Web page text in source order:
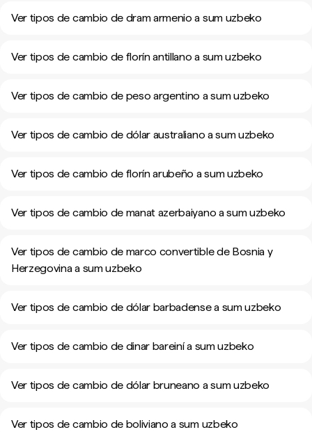
Ver tipos de cambio de dram armenio a sum uzbeko
Ver tipos de cambio de florín antillano a sum uzbeko
Ver tipos de cambio de peso argentino a sum uzbeko
Ver tipos de cambio de dólar australiano a sum uzbeko
Ver tipos de cambio de florín arubeño a sum uzbeko
Ver tipos de cambio de manat azerbaiyano a sum uzbeko
Ver tipos de cambio de marco convertible de Bosnia y
Herzegovina a sum uzbeko
Ver tipos de cambio de dólar barbadense a sum uzbeko
Ver tipos de cambio de dinar bareiní a sum uzbeko
Ver tipos de cambio de dólar bruneano a sum uzbeko
Ver tipos de cambio de boliviano a sum uzbeko